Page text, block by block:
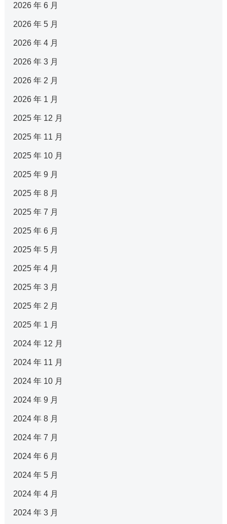
2026 年 6 月
2026 年 5 月
2026 年 4 月
2026 年 3 月
2026 年 2 月
2026 年 1 月
2025 年 12 月
2025 年 11 月
2025 年 10 月
2025 年 9 月
2025 年 8 月
2025 年 7 月
2025 年 6 月
2025 年 5 月
2025 年 4 月
2025 年 3 月
2025 年 2 月
2025 年 1 月
2024 年 12 月
2024 年 11 月
2024 年 10 月
2024 年 9 月
2024 年 8 月
2024 年 7 月
2024 年 6 月
2024 年 5 月
2024 年 4 月
2024 年 3 月